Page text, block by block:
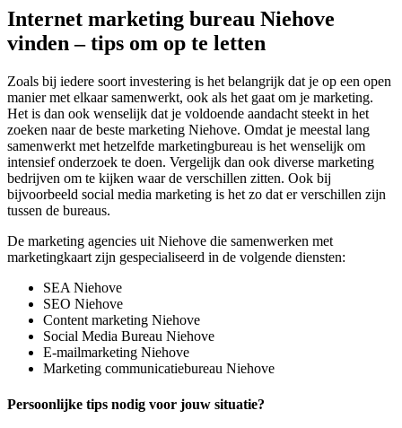
Internet marketing bureau Niehove
vinden – tips om op te letten
Zoals bij iedere soort investering is het belangrijk dat je op een open
manier met elkaar samenwerkt, ook als het gaat om je marketing.
Het is dan ook wenselijk dat je voldoende aandacht steekt in het
zoeken naar de beste marketing Niehove. Omdat je meestal lang
samenwerkt met hetzelfde marketingbureau is het wenselijk om
intensief onderzoek te doen. Vergelijk dan ook diverse marketing
bedrijven om te kijken waar de verschillen zitten. Ook bij
bijvoorbeeld social media marketing is het zo dat er verschillen zijn
tussen de bureaus.
De marketing agencies uit Niehove die samenwerken met
marketingkaart zijn gespecialiseerd in de volgende diensten:
SEA Niehove
SEO Niehove
Content marketing Niehove
Social Media Bureau Niehove
E-mailmarketing Niehove
Marketing communicatiebureau Niehove
Persoonlijke tips nodig voor jouw situatie?